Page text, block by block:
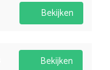
Bekijken
Bekijken